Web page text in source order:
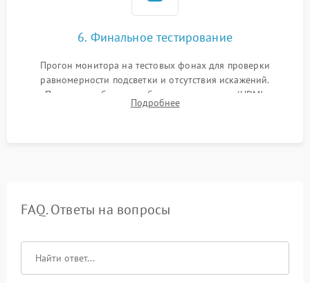
6. Финальное тестирование
Прогон монитора на тестовых фонах для проверки
равномерности подсветки и отсутствия искажений.
Проверка работоспособности всех портов (HDMI,
DisplayPort, VGA) и кнопок управления под нагрузкой в
Подробнее
FAQ. Ответы на вопросы